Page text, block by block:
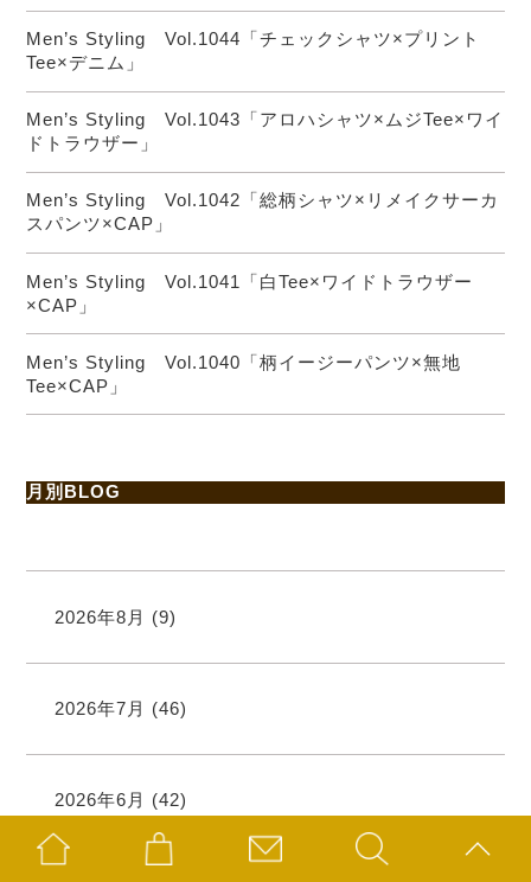
Men’s Styling Vol.1044「チェックシャツ×プリント
Tee×デニム」
Men’s Styling Vol.1043「アロハシャツ×ムジTee×ワイ
ドトラウザー」
Men’s Styling Vol.1042「総柄シャツ×リメイクサーカ
スパンツ×CAP」
Men’s Styling Vol.1041「白Tee×ワイドトラウザー
×CAP」
Men’s Styling Vol.1040「柄イージーパンツ×無地
Tee×CAP」
月別BLOG
2026年8月 (9)
2026年7月 (46)
2026年6月 (42)